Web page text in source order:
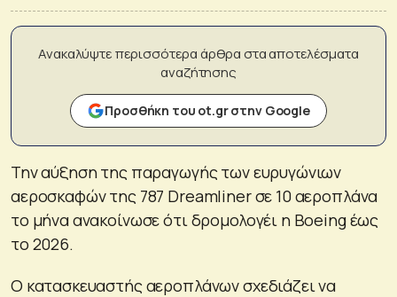
Ανακαλύψτε περισσότερα άρθρα στα αποτελέσματα
αναζήτησης
Προσθήκη του ot.gr στην Google
Την αύξηση της παραγωγής των ευρυγώνιων
αεροσκαφών της 787 Dreamliner σε 10 αεροπλάνα
το μήνα ανακοίνωσε ότι δρομολογέι η Boeing έως
το 2026.
Ο κατασκευαστής αεροπλάνων σχεδιάζει να